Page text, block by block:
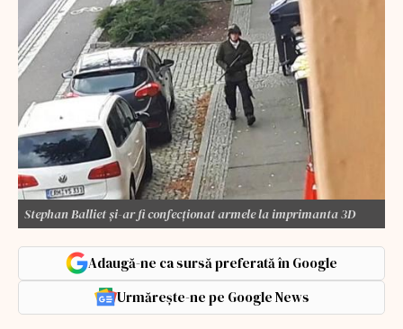
Stephan Balliet și-ar fi confecționat armele la imprimanta 3D
Adaugă-ne ca sursă preferată în Google
Urmărește-ne pe Google News